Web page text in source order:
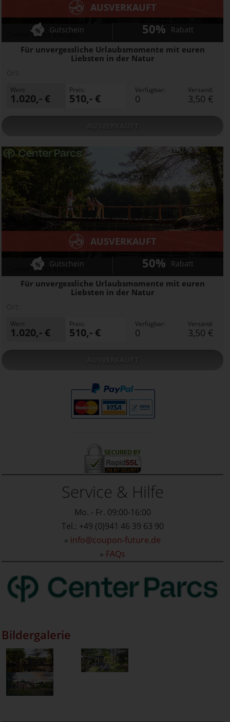
Center Parcs Europe
Für unvergessliche Urlaubsmomente mit euren
Liebsten in der Natur
AUSVERKAUFT
Gutschein 50% Rabatt
Wert:
1.020,- €
Preis:
510,- €
Verfügbar:
0
Versand:
3,50 €
Center Parcs Europe
Für unvergessliche Urlaubsmomente mit euren
Liebsten in der Natur
AUSVERKAUFT
Gutschein 50% Rabatt
Wert:
1.020,- €
Preis:
510,- €
Verfügbar:
0
Versand:
3,50 €
Service & Hilfe
Mo. - Fr. 09:00-16:00
Tel.: +49 (0)941 46 39 63 90
» info@coupon-future.de
» FAQs
Bildergalerie